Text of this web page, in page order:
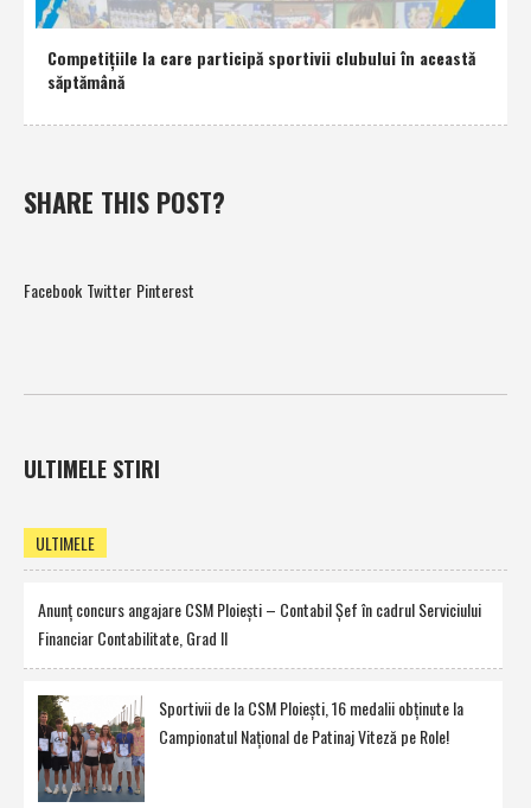
Competiţiile la care participă sportivii clubului în această
săptămână
SHARE THIS POST?
Facebook Twitter Pinterest
ULTIMELE STIRI
ULTIMELE
Anunţ concurs angajare CSM Ploieşti – Contabil Şef în cadrul Serviciului
Financiar Contabilitate, Grad II
Sportivii de la CSM Ploieşti, 16 medalii obţinute la
Campionatul Naţional de Patinaj Viteză pe Role!